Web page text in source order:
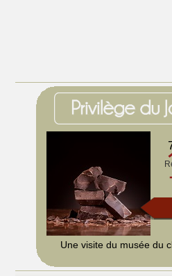
Une visite du musée du